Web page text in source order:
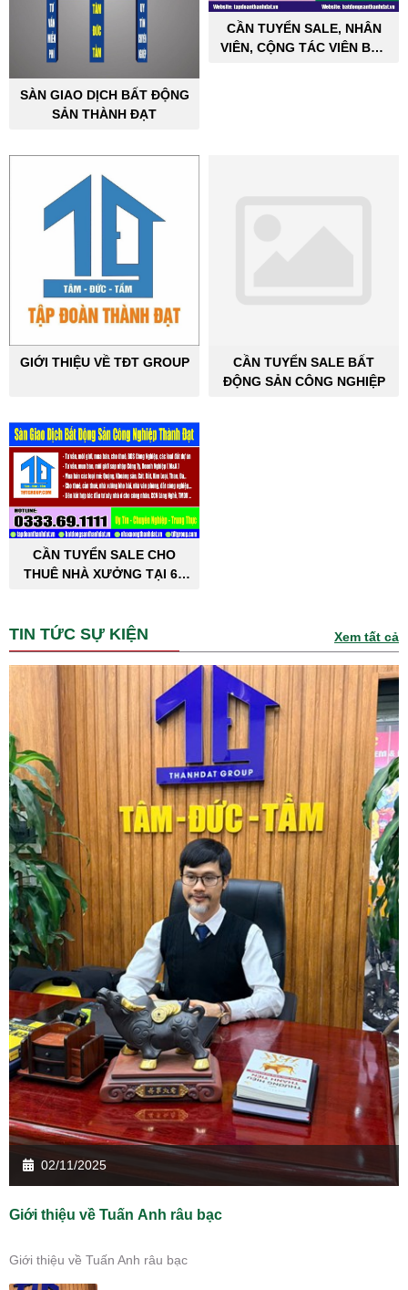
SÀN GIAO DỊCH BẤT ĐỘNG
SẢN THÀNH ĐẠT
CẦN TUYỂN SALE, NHÂN
VIÊN, CỘNG TÁC VIÊN BẤT
GIỚI THIỆU VỀ TĐT GROUP
CẦN TUYỂN SALE BẤT
ĐỘNG SẢN CÔNG NGHIỆP
CẦN TUYỂN SALE CHO
THUÊ NHÀ XƯỞNG TẠI 63
TIN TỨC SỰ KIỆN Xem tất cả
02/11/2025
Giới thiệu về Tuấn Anh râu bạc
Giới thiệu về Tuấn Anh râu bạc